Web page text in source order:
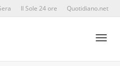
Il Sole 24 ore Quotidiano.net